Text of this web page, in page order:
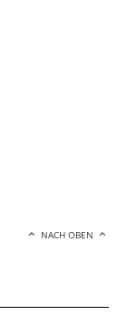
NACH OBEN